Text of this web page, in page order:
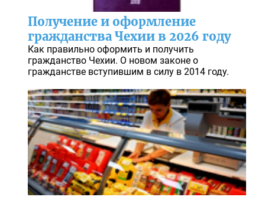
Получение и оформление
гражданства Чехии в 2026 году
Как правильно оформить и получить
гражданство Чехии. О новом законе о
гражданстве вступившим в силу в 2014 году.